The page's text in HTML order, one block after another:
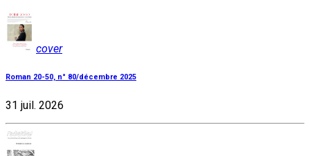
cover
Roman 20-50, n° 80/décembre 2025
31 juil. 2026